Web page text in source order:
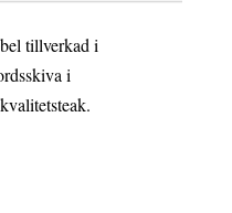
tillverkad i
i